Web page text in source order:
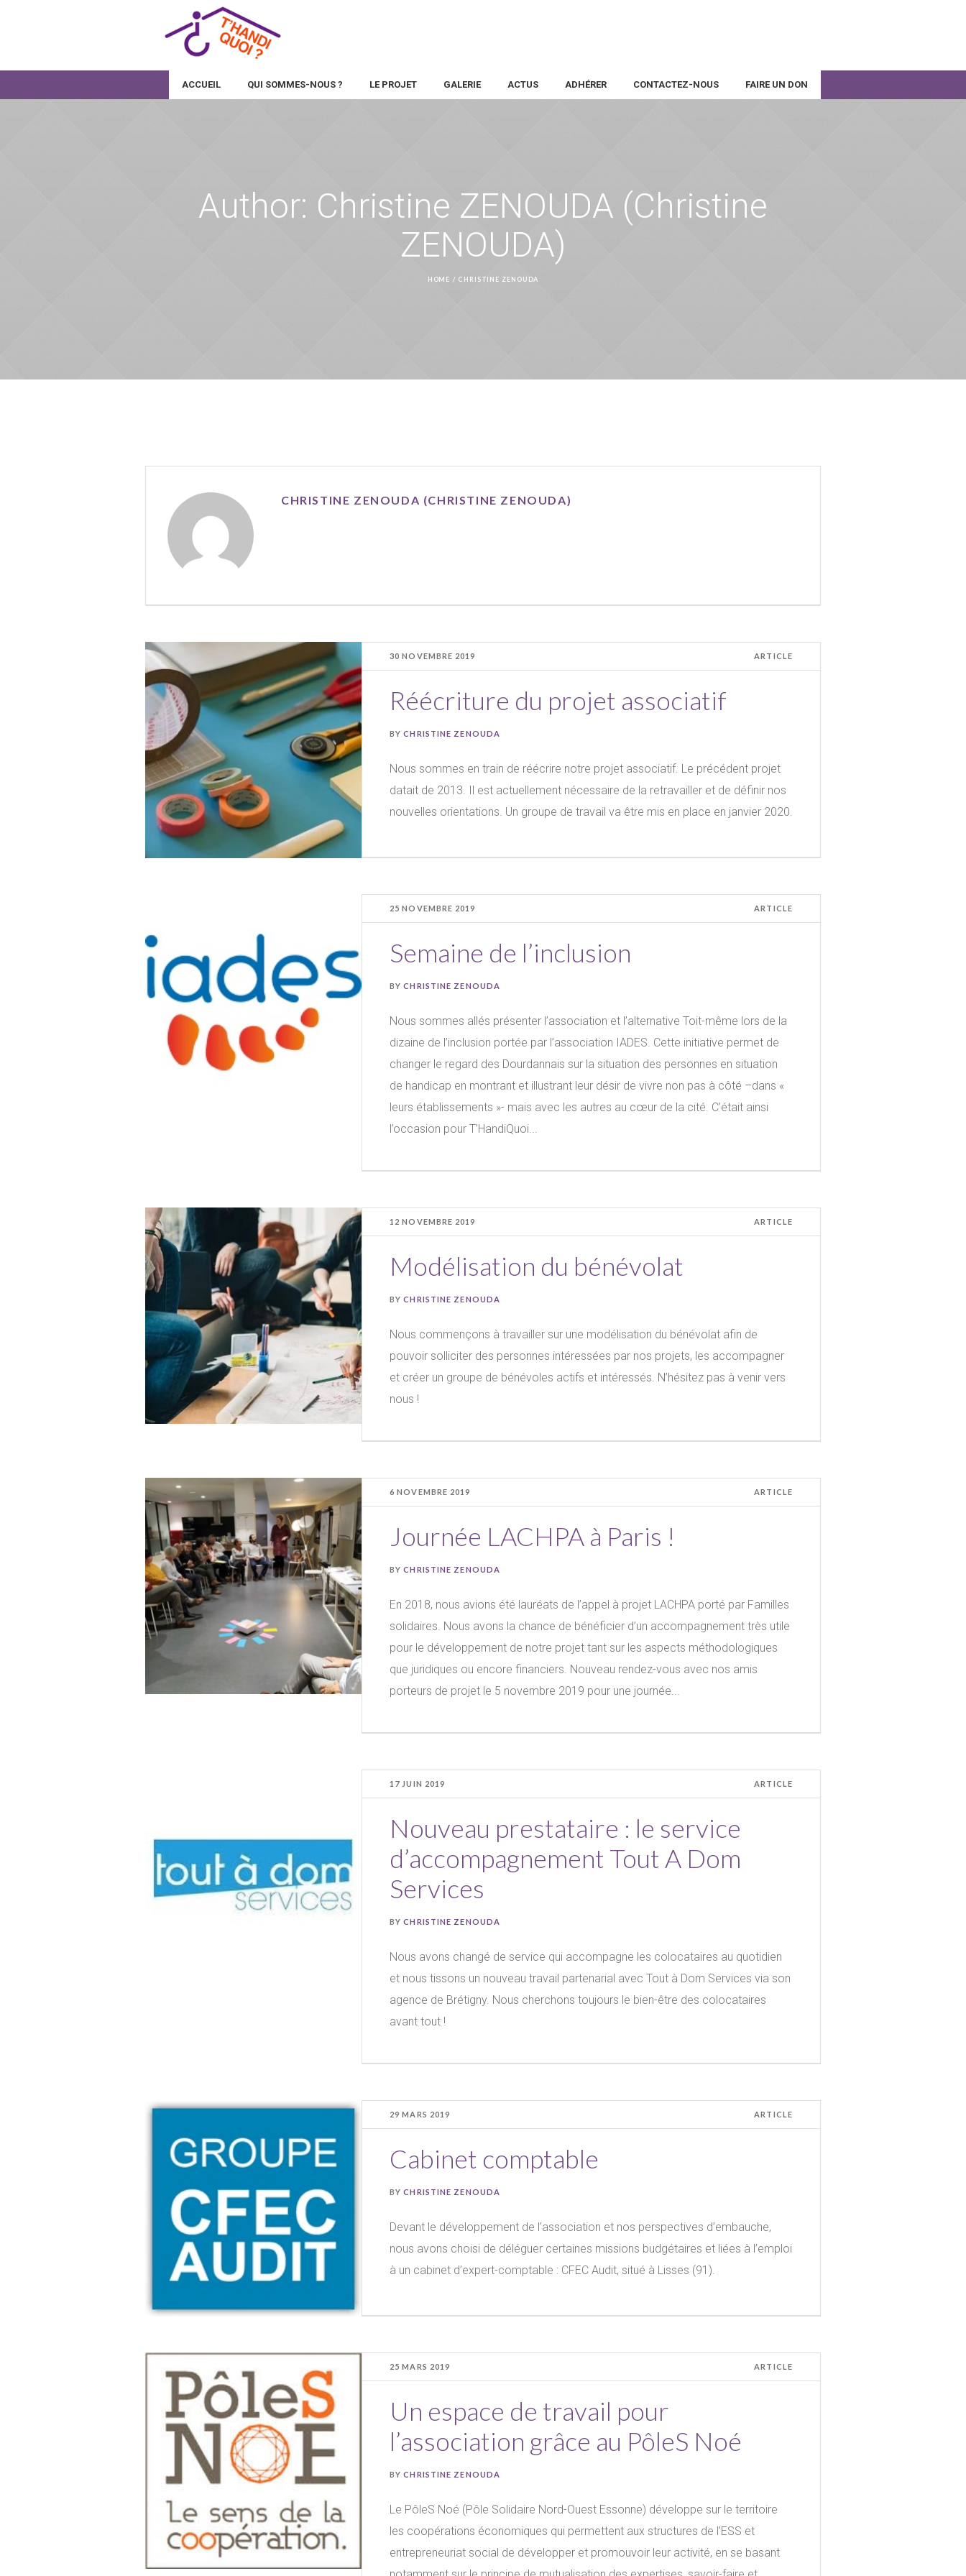
ACCUEIL QUI SOMMES-NOUS ? LE PROJET GALERIE ACTUS ADHÉRER CONTACTEZ-NOUS FAIRE UN DON
Author: Christine ZENOUDA (Christine
ZENOUDA)
HOME / CHRISTINE ZENOUDA
CHRISTINE ZENOUDA (CHRISTINE ZENOUDA)
30 NOVEMBRE 2019 ARTICLE
Réécriture du projet associatif
BYCHRISTINE ZENOUDA
Nous sommes en train de réécrire notre projet associatif. Le précédent projet
datait de 2013. Il est actuellement nécessaire de la retravailler et de définir nos
nouvelles orientations. Un groupe de travail va être mis en place en janvier 2020.
25 NOVEMBRE 2019 ARTICLE
Semaine de l’inclusion
BYCHRISTINE ZENOUDA
Nous sommes allés présenter l’association et l’alternative Toit-même lors de la
dizaine de l’inclusion portée par l’association IADES. Cette initiative permet de
changer le regard des Dourdannais sur la situation des personnes en situation
de handicap en montrant et illustrant leur désir de vivre non pas à côté –dans «
leurs établissements »- mais avec les autres au cœur de la cité. C’était ainsi
l’occasion pour T’HandiQuoi...
12 NOVEMBRE 2019 ARTICLE
Modélisation du bénévolat
BYCHRISTINE ZENOUDA
Nous commençons à travailler sur une modélisation du bénévolat afin de
pouvoir solliciter des personnes intéressées par nos projets, les accompagner
et créer un groupe de bénévoles actifs et intéressés. N’hésitez pas à venir vers
nous !
6 NOVEMBRE 2019 ARTICLE
Journée LACHPA à Paris !
BYCHRISTINE ZENOUDA
En 2018, nous avions été lauréats de l’appel à projet LACHPA porté par Familles
solidaires. Nous avons la chance de bénéficier d’un accompagnement très utile
pour le développement de notre projet tant sur les aspects méthodologiques
que juridiques ou encore financiers. Nouveau rendez-vous avec nos amis
porteurs de projet le 5 novembre 2019 pour une journée...
17 JUIN 2019 ARTICLE
Nouveau prestataire : le service
d’accompagnement Tout A Dom
Services
BYCHRISTINE ZENOUDA
Nous avons changé de service qui accompagne les colocataires au quotidien
et nous tissons un nouveau travail partenarial avec Tout à Dom Services via son
agence de Brétigny. Nous cherchons toujours le bien-être des colocataires
avant tout !
29 MARS 2019 ARTICLE
Cabinet comptable
BYCHRISTINE ZENOUDA
Devant le développement de l’association et nos perspectives d’embauche,
nous avons choisi de déléguer certaines missions budgétaires et liées à l’emploi
à un cabinet d’expert-comptable : CFEC Audit, situé à Lisses (91).
25 MARS 2019 ARTICLE
Un espace de travail pour
l’association grâce au PôleS Noé
BYCHRISTINE ZENOUDA
Le PôleS Noé (Pôle Solidaire Nord-Ouest Essonne) développe sur le territoire
les coopérations économiques qui permettent aux structures de l’ESS et
entrepreneuriat social de développer et promouvoir leur activité, en se basant